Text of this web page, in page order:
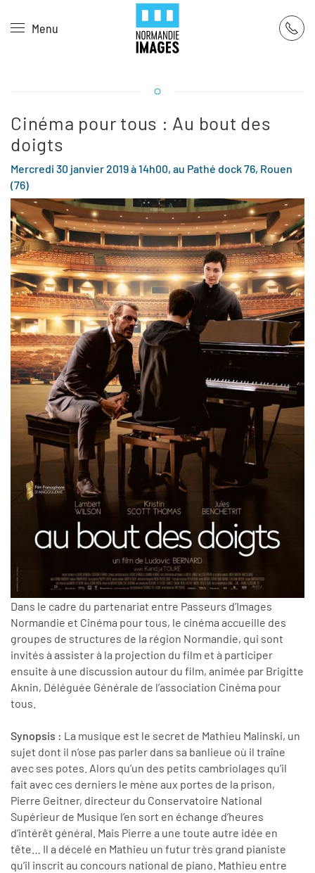
Skip to main content
Menu
Cinéma pour tous : Au bout des
doigts
Mercredi 30 janvier 2019 à 14h00, au Pathé dock 76, Rouen
(76)
Dans le cadre du partenariat entre Passeurs d’Images
Normandie et Cinéma pour tous, le cinéma accueille des
groupes de structures de la région Normandie, qui sont
invités à assister à la projection du film et à participer
ensuite à une discussion autour du film, animée par Brigitte
Aknin, Déléguée Générale de l’association Cinéma pour
tous.
Synopsis : La musique est le secret de Mathieu Malinski, un
sujet dont il n’ose pas parler dans sa banlieue où il traîne
avec ses potes. Alors qu’un des petits cambriolages qu’il
fait avec ces derniers le mène aux portes de la prison,
Pierre Geitner, directeur du Conservatoire National
Supérieur de Musique l’en sort en échange d’heures
d’intérêt général. Mais Pierre a une toute autre idée en
tête… Il a décelé en Mathieu un futur très grand pianiste
qu’il inscrit au concours national de piano. Mathieu entre
Panneau de gestion des cookies